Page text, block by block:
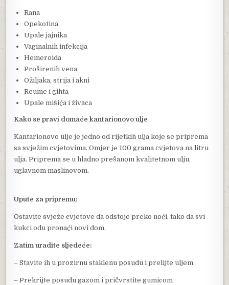
Rana
Opekotina
Upale jajnika
Vaginalnih infekcija
Hemeroida
Proširenih vena
Ožiljaka, strija i akni
Reume i gihta
Upale mišića i živaca
Kako se pravi domaće kantarionovo ulje
Kantarionovo ulje je jedno od rijetkih ulja koje se priprema
sa svježim cvjetovima. Omjer je 100 grama cvjetova na litru
ulja. Priprema se u hladno prešanom kvalitetnom ulju,
uglavnom maslinovom.
Upute za pripremu:
Ostavite svježe cvjetove da odstoje preko noći, tako da svi
kukci odu pronaći novi dom.
Zatim uradite sljedeće:
– Stavite ih u prozirnu staklenu posudu i prelijte uljem
– Prekrijte posudu gazom i pričvrstite gumicom